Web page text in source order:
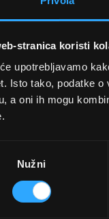
stranica koristi
upotrebljavamo
Isto tako, podatke
a oni ih mogu
Nužni
SITEMAP
O nama
Optika